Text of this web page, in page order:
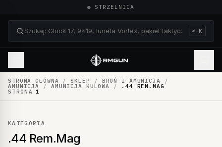
● STRZELNICA
Szukaj: Glock 17, 9×19, luneta Vortex, pakiet
⌘ K
STRONA GŁÓWNA / SKLEP / BROŃ I AMUNICJA /
AMUNICJA / AMUNICJA KULOWA / .44 REM.MAG
STRONA 1
KATEGORIA
.44 Rem.Mag